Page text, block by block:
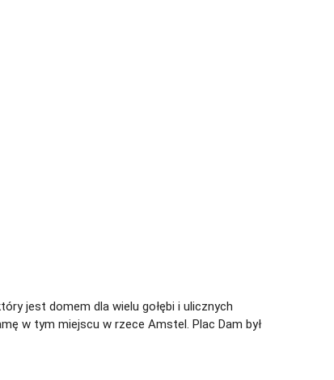
jest domem dla wielu gołębi i ulicznych
w tym miejscu w rzece Amstel. Plac Dam był